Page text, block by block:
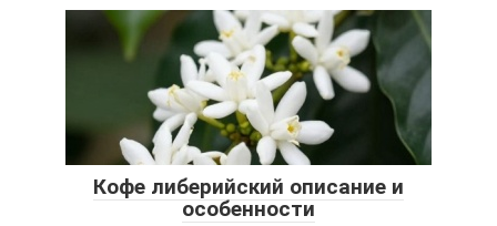
Кофе либерийский описание и
особенности